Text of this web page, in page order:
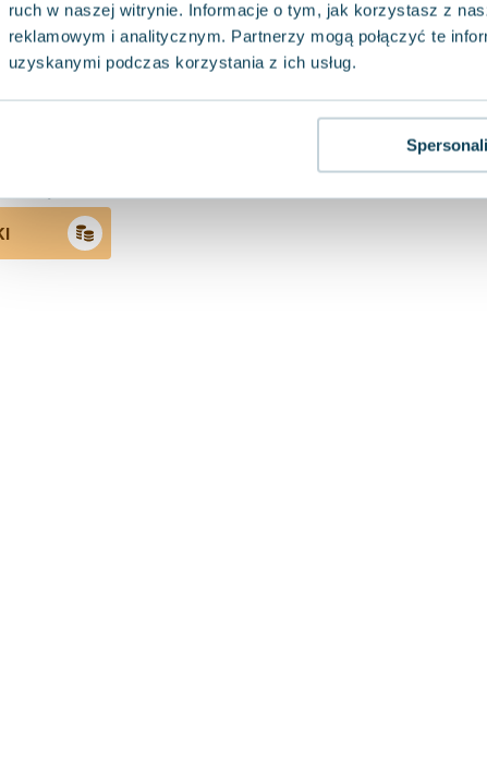
ruch w naszej witrynie. Informacje o tym, jak korzystasz z
reklamowym i analitycznym. Partnerzy mogą połączyć te
uzyskanymi podczas korzystania z ich usług.
Odkupimy i
książki.